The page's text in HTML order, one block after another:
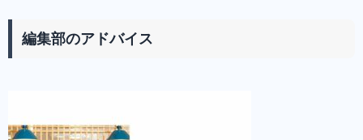
編集部のアドバイス